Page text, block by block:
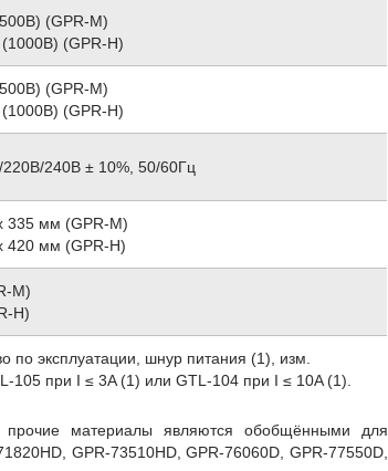
(GPR-M)
(GPR-H)
(GPR-M)
(GPR-H)
240В ± 10%, 50/60Гц
335 мм (GPR-M)
420 мм (GPR-H)
M)
H)
по эксплуатации, шнур питания (1), изм.
105 при I ≤ 3A (1) или GTL-104 при I ≤ 10A (1).
материалы являются обобщёнными для
GPR-73510HD, GPR-76060D, GPR-77550D,